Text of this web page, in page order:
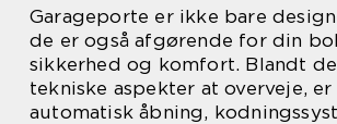
Garageporte er ikke bare
de er også afgørende for din
sikkerhed og komfort. Blandt
tekniske aspekter at overveje,
automatisk åbning,